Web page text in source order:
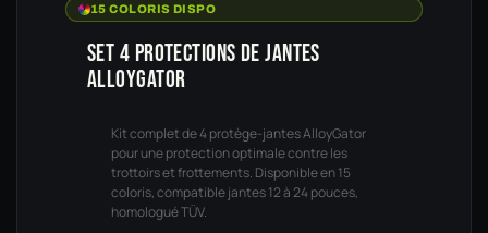
15 COLORIS DISPO
SET 4 PROTECTIONS DE JANTES
ALLOYGATOR
Kit complet de 4 protège-jantes AlloyGator
pour une protection optimale contre les
trottoirs et frottements. Disponible en 15
coloris, compatible jantes 12 à 24 pouces,
homologué TÜV.